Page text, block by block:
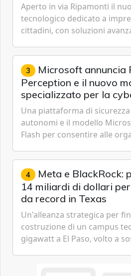
Aperto in via Ripamonti il
tecnologico dedicato a
cittadini, con soluzioni
Cybersecurity.
3 Microsoft annuncia
Perception e il nuovo
specializzato per la
Una piattaforma di
autonomi e il modello
Flash per consentire alle
gestione continua del
4 Meta e BlackRock:
14 miliardi di dollari
da record in Texas
Un'alleanza strategica per
costruzione di un campus
gigawatt a El Paso, volto a